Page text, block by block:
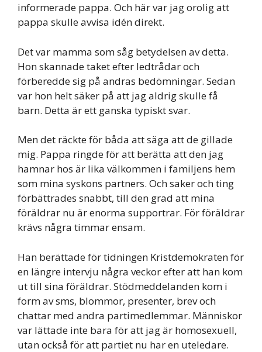
informerade pappa. Och här var jag orolig att
pappa skulle avvisa idén direkt.
Det var mamma som såg betydelsen av detta.
Hon skannade taket efter ledtrådar och
förberedde sig på andras bedömningar. Sedan
var hon helt säker på att jag aldrig skulle få
barn. Detta är ett ganska typiskt svar.
Men det räckte för båda att säga att de gillade
mig. Pappa ringde för att berätta att den jag
hamnar hos är lika välkommen i familjens hem
som mina syskons partners. Och saker och ting
förbättrades snabbt, till den grad att mina
föräldrar nu är enorma supportrar. För föräldrar
krävs några timmar ensam.
Han berättade för tidningen Kristdemokraten för
en längre intervju några veckor efter att han kom
ut till sina föräldrar. Stödmeddelanden kom i
form av sms, blommor, presenter, brev och
chattar med andra partimedlemmar. Människor
var lättade inte bara för att jag är homosexuell,
utan också för att partiet nu har en uteledare.